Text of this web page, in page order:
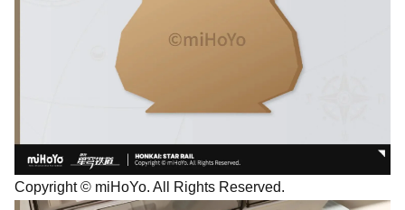
Copyright © miHoYo. All Rights Reserved.